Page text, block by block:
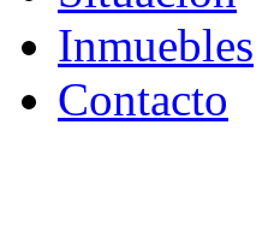
Inmuebles
Contacto